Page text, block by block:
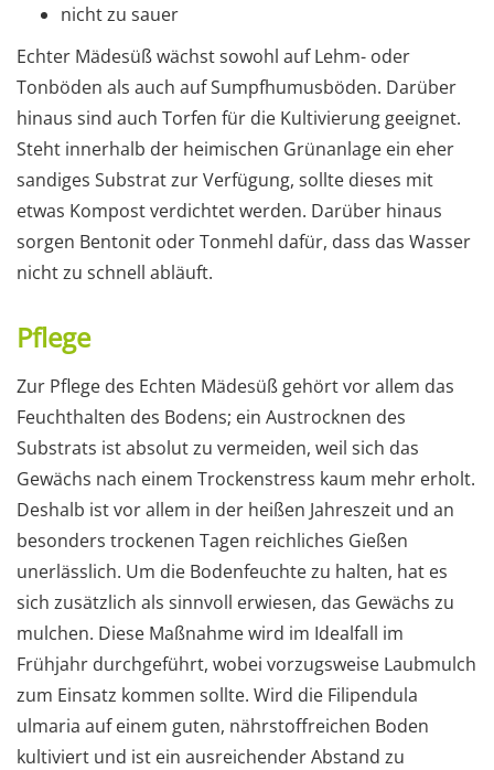
nicht zu sauer
Echter Mädesüß wächst sowohl auf Lehm- oder
Tonböden als auch auf Sumpfhumusböden. Darüber
hinaus sind auch Torfen für die Kultivierung geeignet.
Steht innerhalb der heimischen Grünanlage ein eher
sandiges Substrat zur Verfügung, sollte dieses mit
etwas Kompost verdichtet werden. Darüber hinaus
sorgen Bentonit oder Tonmehl dafür, dass das Wasser
nicht zu schnell abläuft.
Pflege
Zur Pflege des Echten Mädesüß gehört vor allem das
Feuchthalten des Bodens; ein Austrocknen des
Substrats ist absolut zu vermeiden, weil sich das
Gewächs nach einem Trockenstress kaum mehr erholt.
Deshalb ist vor allem in der heißen Jahreszeit und an
besonders trockenen Tagen reichliches Gießen
unerlässlich. Um die Bodenfeuchte zu halten, hat es
sich zusätzlich als sinnvoll erwiesen, das Gewächs zu
mulchen. Diese Maßnahme wird im Idealfall im
Frühjahr durchgeführt, wobei vorzugsweise Laubmulch
zum Einsatz kommen sollte. Wird die Filipendula
ulmaria auf einem guten, nährstoffreichen Boden
kultiviert und ist ein ausreichender Abstand zu